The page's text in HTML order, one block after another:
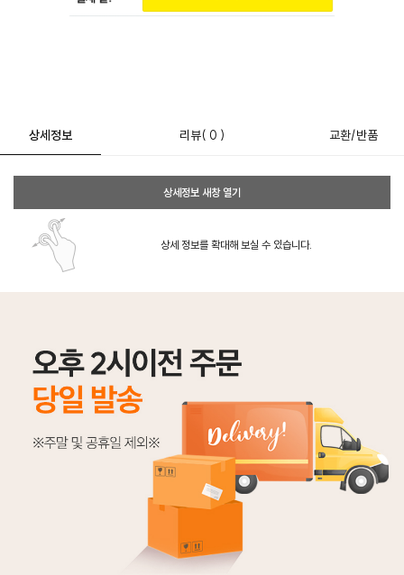
상세정보 리뷰( 0 ) 교환/반품
상세정보 새창 열기
상세 정보를 확대해 보실 수 있습니다.